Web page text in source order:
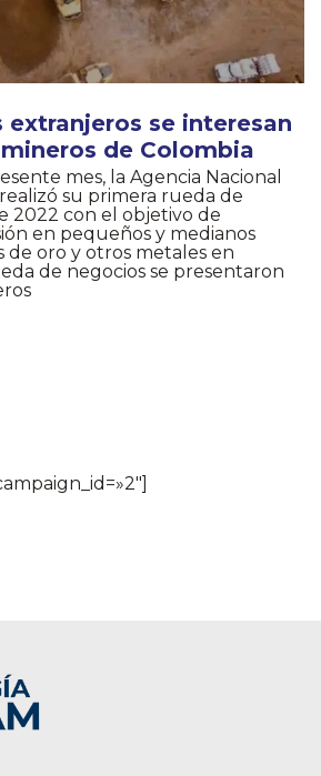
extranjeros se interesan
de Colombia
mes, la Agencia Nacional
su primera rueda de
2022 con el objetivo de
en pequeños y medianos
de oro y otros metales en
de negocios se presentaron